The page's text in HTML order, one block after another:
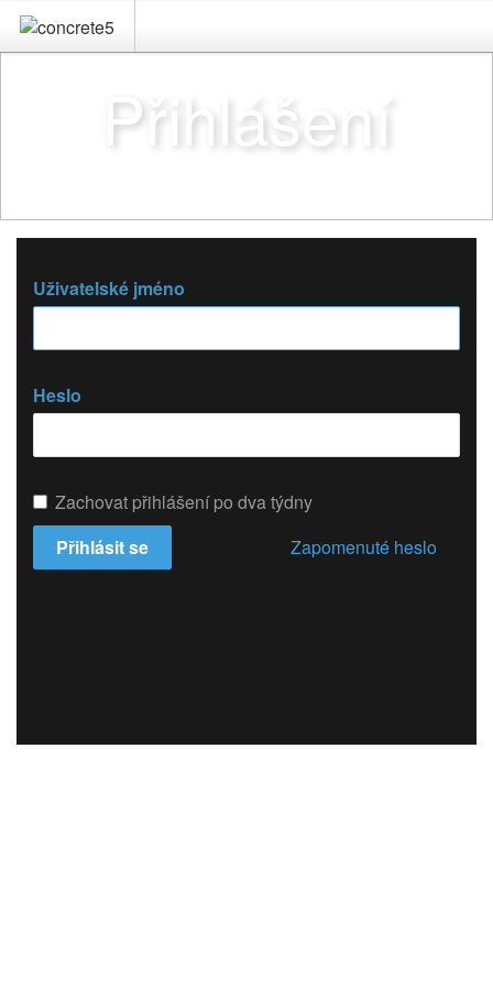
Přihlášení
Uživatelské jméno
Heslo
Zachovat přihlášení po dva týdny
Přihlásit se
Zapomenuté heslo